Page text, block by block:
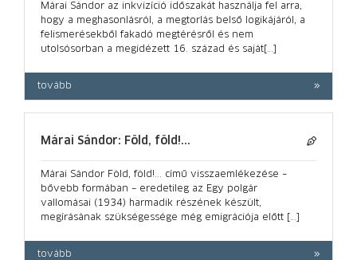
Márai Sándor az inkvizíció időszakát használja fel arra,
hogy a meghasonlásról, a megtorlás belső logikájáról, a
felismerésekből fakadó megtérésről és nem
utolsósorban a megidézett 16. század és saját[…]
tovább
Márai Sándor: Föld, föld!...
Márai Sándor Föld, föld!... című visszaemlékezése –
bővebb formában – eredetileg az Egy polgár
vallomásai (1934) harmadik részének készült,
megírásának szükségessége még emigrációja előtt […]
tovább